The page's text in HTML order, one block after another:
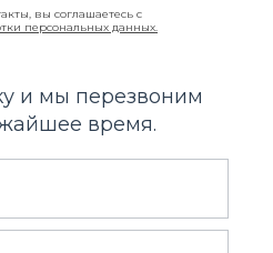
вы соглашаетесь с
персональных данных.
и мы перезвоним
время.